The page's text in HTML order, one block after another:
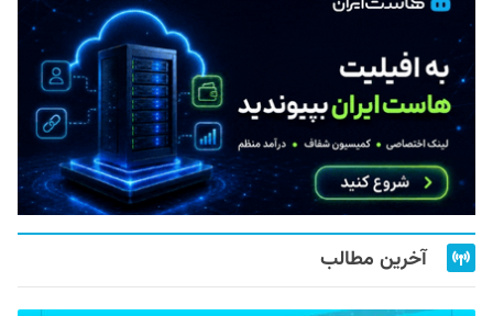
آخرین مطالب